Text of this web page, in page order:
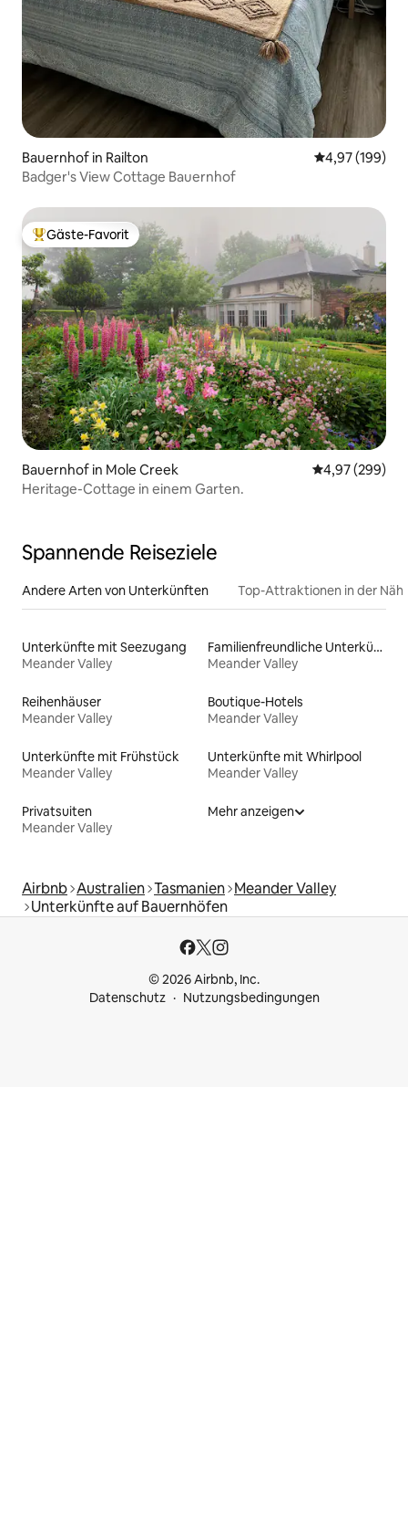
Bauernhof in Railton
4,97 (199)
Badger's View Cottage Bauernhof
Beliebter Gäste-Favorit.
Gäste-Favorit
Bauernhof in Mole Creek
4,97 (299)
Heritage-Cottage in einem Garten.
Spannende Reiseziele
Andere Arten von Unterkünften Top-Attraktionen in der
Unterkünfte mit Seezugang
Meander Valley
Familienfreundliche Unterkünfte
Meander Valley
Reihenhäuser
Meander Valley
Boutique-Hotels
Meander Valley
Unterkünfte mit Frühstück
Meander Valley
Unterkünfte mit Whirlpool
Meander Valley
Privatsuiten
Meander Valley
Mehr anzeigen
Airbnb Australien Tasmanien Meander Valley
Unterkünfte auf Bauernhöfen
© 2026 Airbnb, Inc.
Datenschutz
Nutzungsbedingungen